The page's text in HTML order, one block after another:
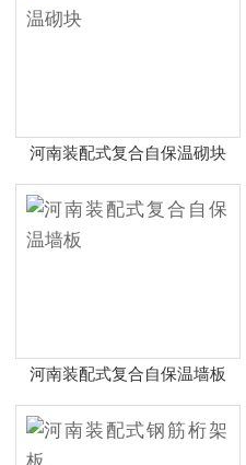
河南装配式复合自保温砌块
河南装配式复合自保温墙板